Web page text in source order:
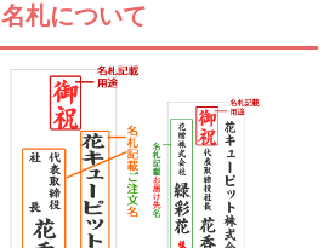
名札について